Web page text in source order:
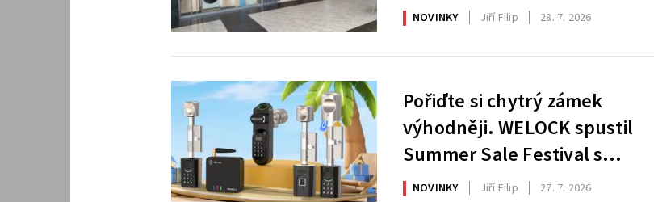
NOVINKY Jiří Filip 28. 7. 2026
Pořiďte si chytrý zámek
výhodněji. WELOCK spustil
Summer Sale Festival s
atraktivními slevami
NOVINKY Jiří Filip 27. 7. 2026